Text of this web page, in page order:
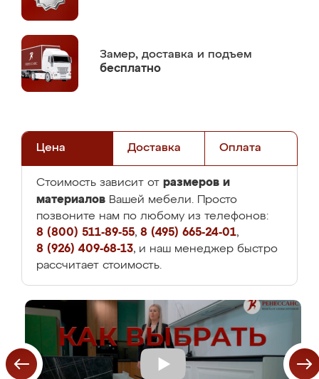
Замер, доставка и подъем
бесплатно
Цена Доставка Оплата
Стоимость зависит от размеров и
материалов Вашей мебели. Просто
позвоните нам по любому из телефонов:
8 (800) 511-89-55, 8 (495) 665-24-01,
8 (926) 409-68-13, и наш менеджер быстро
рассчитает стоимость.